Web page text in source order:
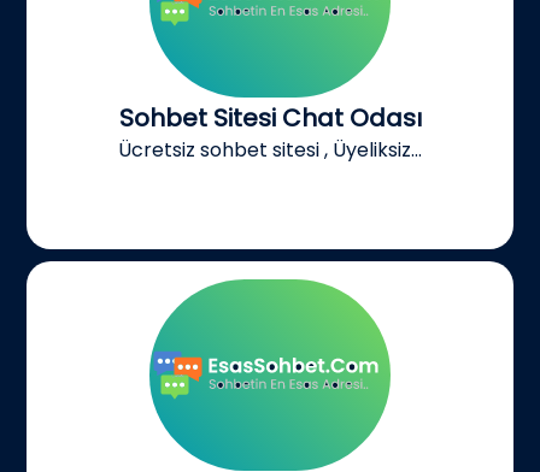
Sohbet Sitesi Chat Odası
Ücretsiz sohbet sitesi , Üyeliksiz...